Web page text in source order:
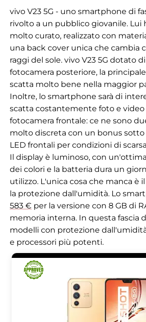
vivo V23 5G - uno smartphone di
rivolto a un pubblico giovanile. Lui
molto curato, realizzato con
una back cover unica che cambia
raggi del sole. vivo V23 5G dotato
fotocamera posteriore, la
scatta molto bene nella maggior
Inoltre, lo smartphone sarà di
scatta costantemente foto e video
fotocamera frontale: ce ne sono
molto discreta con un bonus
LED frontali per condizioni di
Il display è luminoso, con
dei colori e la batteria dura un
utilizzo. L'unica cosa che manca è
la protezione dall'umidità. Lo
583 € per la versione con 8 GB di
memoria interna. In questa fascia
modelli con protezione
e processori più potenti.